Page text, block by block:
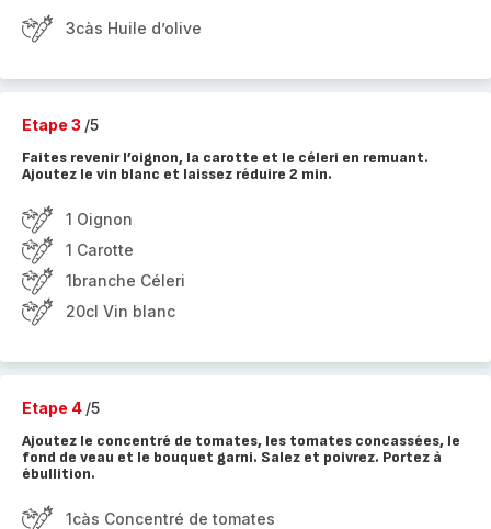
3càs Huile d’olive
Etape 3 /5
Faites revenir l’oignon, la carotte et le céleri en remuant.
Ajoutez le vin blanc et laissez réduire 2 min.
1 Oignon
1 Carotte
1branche Céleri
20cl Vin blanc
Etape 4 /5
Ajoutez le concentré de tomates, les tomates concassées, le
fond de veau et le bouquet garni. Salez et poivrez. Portez à
ébullition.
1càs Concentré de tomates